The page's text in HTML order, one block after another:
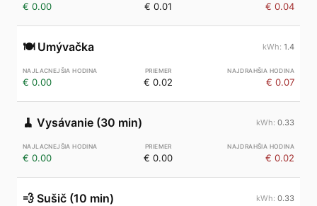
€ 0.00 € 0.01 € 0.04
🍽️ Umývačka 1.4
€ 0.00 € 0.02 € 0.07
🧹 Vysávanie (30 min) 0.33
€ 0.00 € 0.00 € 0.02
💨 Sušič (10 min) 0.33